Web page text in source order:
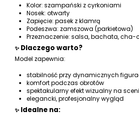
Kolor: szampański z cyrkoniami
Nosek: otwarty
Zapięcie: pasek z klamrą
Podeszwa: zamszowa (parkietowa)
Przeznaczenie: salsa, bachata,
✨ Dlaczego warto?
Model zapewnia:
stabilność przy dynamicznych
komfort podczas obrotów
spektakularny efekt wizualny na
elegancki, profesjonalny wygląd
✨ Idealne na: